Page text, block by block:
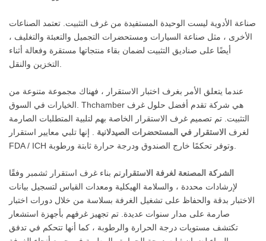
صناعة الأدوية ليست الوحيدة المستفيدة من غرف التثبيت. تعتمد الصناعات
الأخرى ، مثل صناعة السيارات ومستحضرات التجميل والتعبئة والتغليف ،
أيضًا على صناديق التثبيت لضمان بقاء منتجاتها مستقرة وفعالة أثناء
عندما يتعلق الأمر بغرف اختبار الاستقرار ، فهناك مجموعة متنوعة من
الخيارات في السوق. Thchamber هي شركة تقدم أفضل حلول غرف
التثبيت. تم تصميم غرف الاستقرار الخاصة بهم لتلبية المتطلبات الصارمة
لغرف
الاستقرار في المستحضرات الصيدلانية . إنها تلبي معايير استقرار
الشركة المصنعة لغرفة الاستقرار تم بناء غرف استقرار ثشمبر وفقًا
لإرشادات محددة ، والسلامة الهيكلية ومعدات القياس لتسجيل بيانات
الاختبار بدقة والحفاظ على تشغيل الغرفة بسلاسة من خلال دورات اختبار
صارمة على مدار سنوات عديدة. تم تجهيز غرفهم بأجهزة استشعار
تكتشف مستويات درجة الحرارة والرطوبة ، كما أنها تتحكم في تدفق